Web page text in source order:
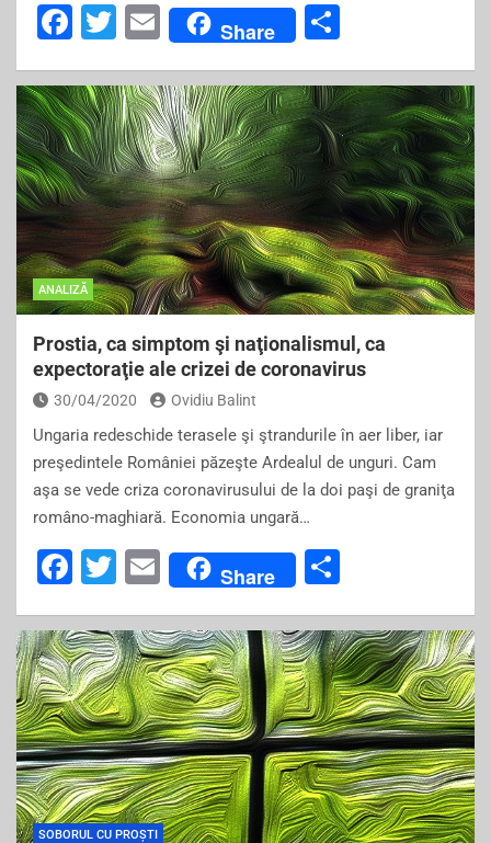
F
c
e
b
o
o
k
T
tt
er
E
m
ai
l
Share
ar
e
ANALIZĂ
Prostia, ca simptom şi naţionalismul, ca
expectoraţie ale crizei de coronavirus
30/04/2020 Ovidiu Balint
Ungaria redeschide terasele şi ştrandurile în aer liber, iar
preşedintele României păzeşte Ardealul de unguri. Cam
aşa se vede criza coronavirusului de la doi paşi de graniţa
româno-maghiară. Economia ungară…
F
c
e
b
o
o
k
T
tt
er
E
m
ai
l
Share
ar
e
SOBORUL CU PROȘTI